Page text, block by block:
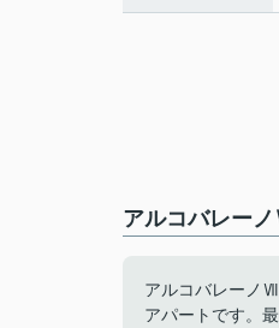
アルコバレー
アルコバレーノ
アパートです。